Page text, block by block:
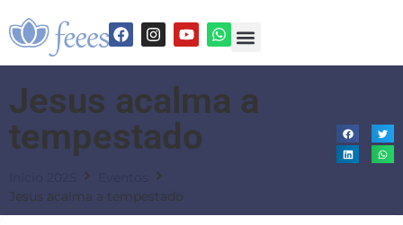
Jesus acalma a
tempestado
Jesus acalma a tempestado